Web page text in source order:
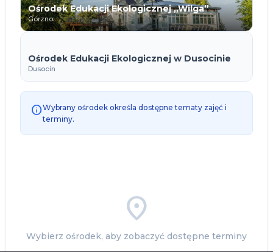
Ośrodek Edukacji Ekologicznej „Wilga”
Górzno
Ośrodek Edukacji Ekologicznej w Dusocinie
Dusocin
infoWybrany ośrodek określa dostępne tematy zajęć i
terminy.
location_on
Wybierz ośrodek, aby zobaczyć dostępne terminy